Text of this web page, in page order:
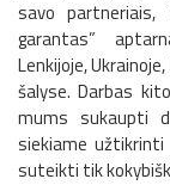
savo partneriais,
garantas”
Lenkijoje,
šalyse. Darbas
mums sukaupti
siekiame
suteikti tik